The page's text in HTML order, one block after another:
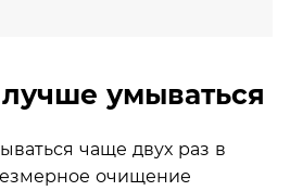
умываться
чаще двух раз в
очищение